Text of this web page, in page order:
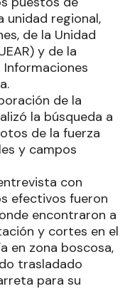
unidad regional,
de la Unidad
y de la
de la
la búsqueda a
de la fuerza
y campos
con
efectivos fueron
encontraron a
y cortes en el
en zona boscosa,
trasladado
para su